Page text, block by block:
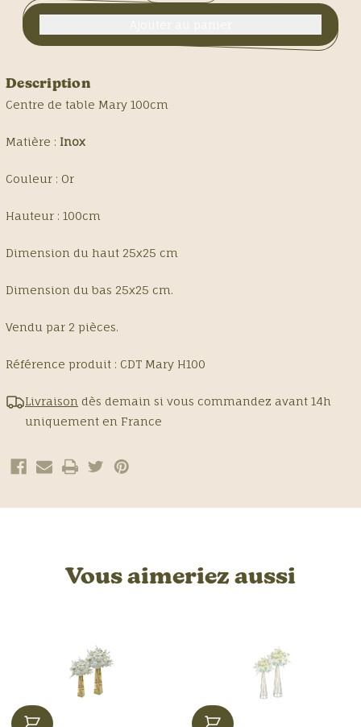
la
quantité
table
la
quantité
Description
Centre de table Mary 100cm
Matière : Inox
Couleur : Or
Hauteur : 100cm
Dimension du haut 25x25 cm
Dimension du bas 25x25 cm.
Vendu par 2 pièces.
Référence produit : CDT Mary H100
Livraison dès demain si vous commandez avant 14h
uniquement en France
Vous aimeriez aussi